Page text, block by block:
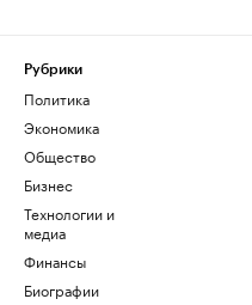
Рубрики
Политика
Экономика
Общество
Бизнес
Технологии и
медиа
Финансы
Биографии